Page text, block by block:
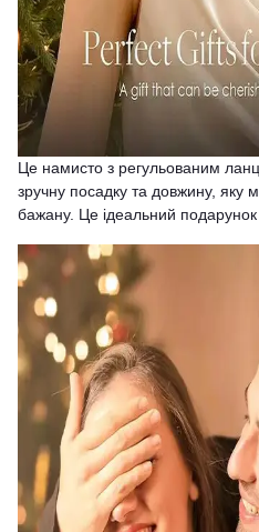
Це намисто з регульованим
зручну посадку та довжину, яку
бажану. Це ідеальний подарунок